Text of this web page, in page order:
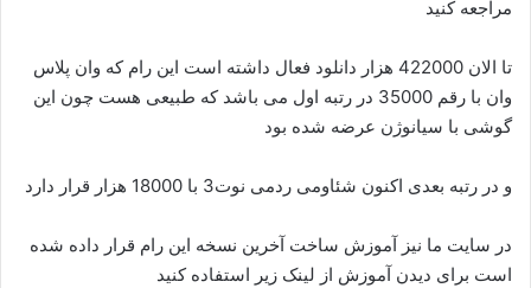
مراجعه کنید
تا الان 422000 هزار دانلود فعال داشته است این رام که وان پلاس
وان با رقم 35000 در رتبه اول می باشد که طبیعی هست چون این
گوشی با سیانوژن عرضه شده بود
و در رتبه بعدی اکنون شئاومی ردمی نوت3 با 18000 هزار قرار دارد
در سایت ما نیز آموزش ساخت آخرین نسخه این رام قرار داده شده
است برای دیدن آموزش از لینک زیر استفاده کنید